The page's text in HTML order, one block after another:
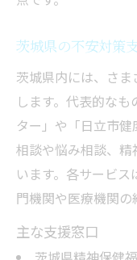
茨城県の不安対策
茨城県内には、さ
します。代表的な
ター」や「日立市
相談や悩み相談、
います。各サービ
門機関や医療機関の
主な支援窓口